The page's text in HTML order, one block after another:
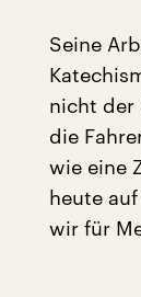
Seine
nicht der
die
wie eine
heute
wir für